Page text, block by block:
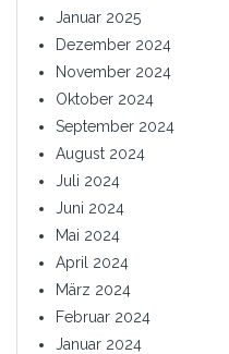
Januar 2025
Dezember 2024
November 2024
Oktober 2024
September 2024
August 2024
Juli 2024
Juni 2024
Mai 2024
April 2024
März 2024
Februar 2024
Januar 2024